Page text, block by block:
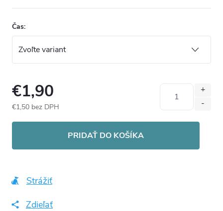
Čas:
€1,90
€1,50 bez DPH
PRIDAŤ DO KOŠÍKA
Strážiť
Zdieľať